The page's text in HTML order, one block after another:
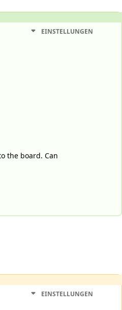
EINSTELLUNGEN
the board. Can
EINSTELLUNGEN